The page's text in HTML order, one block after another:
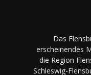
Das
erscheinendes
die Region
Schleswig-